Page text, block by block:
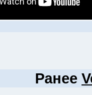
Ранее